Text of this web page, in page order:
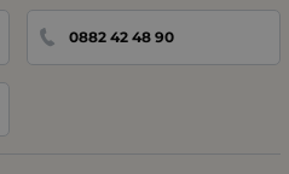
0882 42 48 90